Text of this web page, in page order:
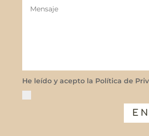
He leído y acepto la Política de